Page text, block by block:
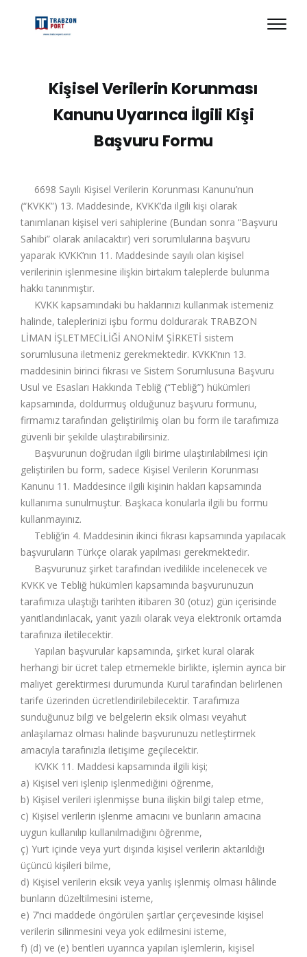
Kişisel Verilerin Korunması
Kanunu Uyarınca İlgili Kişi
Başvuru Formu
6698 Sayılı Kişisel Verilerin Korunması Kanunu’nun
(“KVKK”) 13. Maddesinde, KVKK’da ilgili kişi olarak
tanımlanan kişisel veri sahiplerine (Bundan sonra “Başvuru
Sahibi” olarak anılacaktır) veri sorumlularına başvuru
yaparak KVKK’nın 11. Maddesinde sayılı olan kişisel
verilerinin işlenmesine ilişkin birtakım taleplerde bulunma
hakkı tanınmıştır.
KVKK kapsamındaki bu haklarınızı kullanmak istemeniz
halinde, taleplerinizi işbu formu doldurarak TRABZON
LİMAN İŞLETMECİLİĞİ ANONİM ŞİRKETİ sistem
sorumlusuna iletmeniz gerekmektedir. KVKK’nın 13.
maddesinin birinci fıkrası ve Sistem Sorumlusuna Başvuru
Usul ve Esasları Hakkında Tebliğ (“Tebliğ”) hükümleri
kapsamında, doldurmuş olduğunuz başvuru formunu,
firmamız tarafından geliştirilmiş olan bu form ile tarafımıza
güvenli bir şekilde ulaştırabilirsiniz.
Başvurunun doğrudan ilgili birime ulaştırılabilmesi için
geliştirilen bu form, sadece Kişisel Verilerin Korunması
Kanunu 11. Maddesince ilgili kişinin hakları kapsamında
kullanıma sunulmuştur. Başkaca konularla ilgili bu formu
kullanmayınız.
Tebliğ’in 4. Maddesinin ikinci fıkrası kapsamında yapılacak
başvuruların Türkçe olarak yapılması gerekmektedir.
Başvurunuz şirket tarafından ivedilikle incelenecek ve
KVKK ve Tebliğ hükümleri kapsamında başvurunuzun
tarafımıza ulaştığı tarihten itibaren 30 (otuz) gün içerisinde
yanıtlandırılacak, yanıt yazılı olarak veya elektronik ortamda
tarafınıza iletilecektir.
Yapılan başvurular kapsamında, şirket kural olarak
herhangi bir ücret talep etmemekle birlikte, işlemin ayrıca bir
maliyet gerektirmesi durumunda Kurul tarafından belirlenen
tarife üzerinden ücretlendirilebilecektir. Tarafımıza
sunduğunuz bilgi ve belgelerin eksik olması veyahut
anlaşılamaz olması halinde başvurunuzu netleştirmek
amacıyla tarafınızla iletişime geçilecektir.
KVKK 11. Maddesi kapsamında ilgili kişi;
a) Kişisel veri işlenip işlenmediğini öğrenme,
b) Kişisel verileri işlenmişse buna ilişkin bilgi talep etme,
c) Kişisel verilerin işlenme amacını ve bunların amacına
uygun kullanılıp kullanılmadığını öğrenme,
ç) Yurt içinde veya yurt dışında kişisel verilerin aktarıldığı
üçüncü kişileri bilme,
d) Kişisel verilerin eksik veya yanlış işlenmiş olması hâlinde
bunların düzeltilmesini isteme,
e) 7’nci maddede öngörülen şartlar çerçevesinde kişisel
verilerin silinmesini veya yok edilmesini isteme,
f) (d) ve (e) bentleri uyarınca yapılan işlemlerin, kişisel